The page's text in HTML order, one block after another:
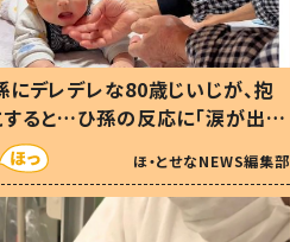
にデレデレな80歳じいじが、抱
すると…ひ孫の反応に「涙が出ま
「可愛くて仕方ない」
ほ・とせなNEWS編集部